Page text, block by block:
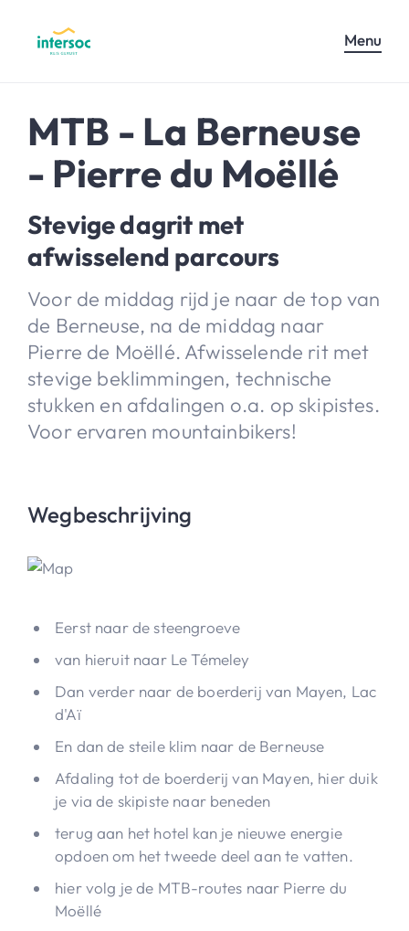
Menu
MTB - La Berneuse
- Pierre du Moëllé
Stevige dagrit met
afwisselend parcours
Voor de middag rijd je naar de top van
de Berneuse, na de middag naar
Pierre de Moëllé. Afwisselende rit met
stevige beklimmingen, technische
stukken en afdalingen o.a. op skipistes.
Voor ervaren mountainbikers!
Wegbeschrijving
Eerst naar de steengroeve
van hieruit naar Le Témeley
Dan verder naar de boerderij van Mayen, Lac
d'Aï
En dan de steile klim naar de Berneuse
Afdaling tot de boerderij van Mayen, hier duik
je via de skipiste naar beneden
terug aan het hotel kan je nieuwe energie
opdoen om het tweede deel aan te vatten.
hier volg je de MTB-routes naar Pierre du
Moëllé